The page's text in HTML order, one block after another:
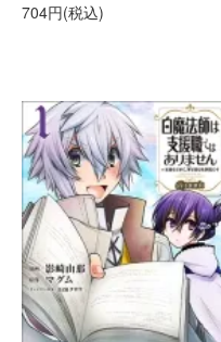
704円(税込)